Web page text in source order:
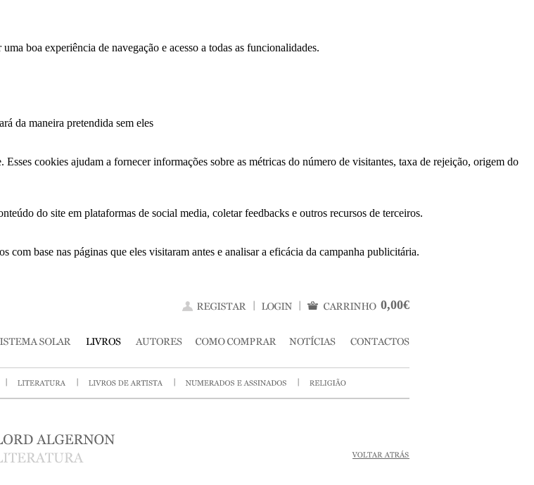
boa experiência de navegação e acesso a todas as funcionalidades.
da maneira pretendida sem eles
cookies ajudam a fornecer informações sobre as métricas do número de visitantes, taxa de rejeição, origem do
do site em plataformas de social media, coletar feedbacks e outros recursos de terceiros.
base nas páginas que eles visitaram antes e analisar a eficácia da campanha publicitária.
0,00€